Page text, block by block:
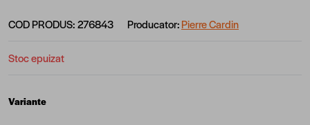
COD PRODUS:276843 Producator:Pierre Cardin
Stoc epuizat
Variante